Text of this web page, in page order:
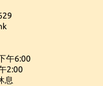
午6:00
2:00
息